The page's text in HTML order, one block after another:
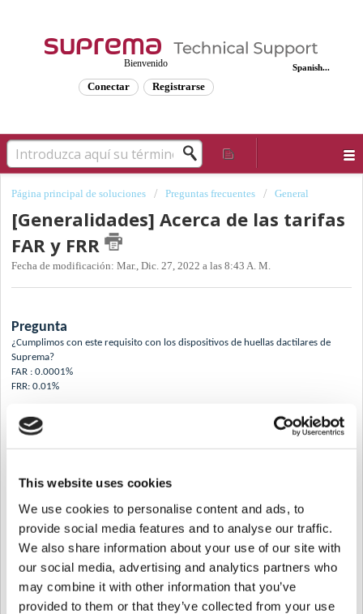
This website uses cookies
We use cookies to personalise content and ads, to
provide social media features and to analyse our traffic.
We also share information about your use of our site with
our social media, advertising and analytics partners who
may combine it with other information that you’ve
provided to them or that they’ve collected from your use
Spanish...
Bienvenido
Conectar Registrarse
Página principal de soluciones Preguntas frecuentes General
[Generalidades] Acerca de las tarifas
FAR y FRR
Fecha de modificación: Mar., Dic. 27, 2022 a las 8:43 A. M.
Pregunta
¿Cumplimos con este requisito con los dispositivos de huellas dactilares de
Suprema?
FAR : 0.0001%
FRR: 0.01%
Respuesta
Estas cifras no son muy precisas porque las tasas dependen de demasiados
factores; sin embargo, este valor es algo que es ventajoso para Suprema porque
diferentes de las experiencias algorítmicas y de la vida real, ya que la entrada
del dedo tiene demasiadas variables en la vida real. Con condiciones ideales y
ajustes correctos podemos cumplir con esas especificaciones.
El FAR/FRR significa que FAR y FRR están correlacionados como muestra el
siguiente gráfico.
La tasa FAR/FRR cambia de manera opuesta. Si reduce el FAR, la posibilidad de
seguridad.